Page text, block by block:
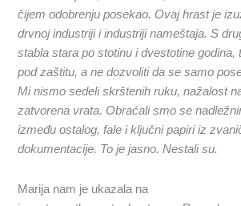
čijem odobrenju posekao. Ovaj hrastje
drvnoj industriji i industrijinameštaja. S
stabla stara po stotinu i dvestotine godina,
pod zaštitu, a ne dozvoliti da se samo
Minismo sedeli skrštenih ruku,nažalost
zatvorena vrata. Obraćali smo se
između ostalog,falei ključnipapiriiz
dokumentacije. To je jasno.Nestali su.
Marija nam je ukazala na